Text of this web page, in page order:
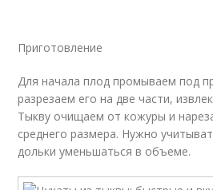
Приготовление
Для начала плод промываем под
разрезаем его на две части,
Тыкву очищаем от кожуры и
среднего размера. Нужно
дольки уменьшаться в объеме.